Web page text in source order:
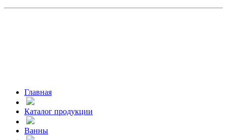
Главная
Каталог продукции
Ванны